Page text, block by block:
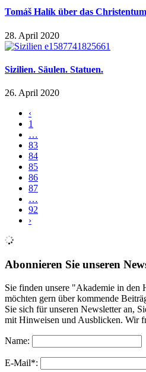
Tomáš Halík über das
28. April 2020
Sizilien. Säulen. Statuen.
26. April 2020
‹
1
…
83
84
85
86
87
…
92
›
Abonnieren Sie unseren
Sie finden unsere "Akademie in den
möchten gern über kommende
Sie sich für unseren Newsletter an,
mit Hinweisen und Ausblicken. Wir
Name:
E-Mail*: